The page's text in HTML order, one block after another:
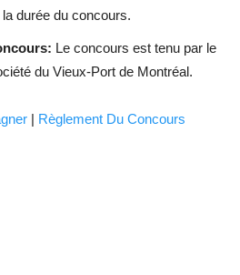
durée du concours.
Le concours est tenu par le
du Vieux-Port de Montréal.
| Règlement Du Concours